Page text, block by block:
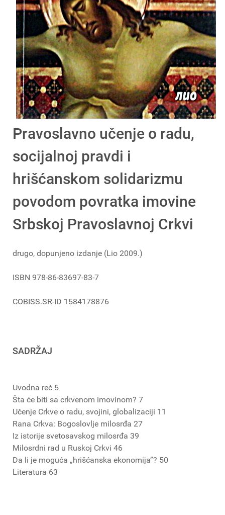
Pravoslavno učenje o radu,
socijalnoj pravdi i
hrišćanskom solidarizmu
povodom povratka imovine
Srbskoj Pravoslavnoj Crkvi
drugo, dopunjeno izdanje (Lio 2009.)
ISBN 978-86-83697-83-7
COBISS.SR-ID 1584178876
SADRŽAJ
Uvodna reč 5
Šta će biti sa crkvenom imovinom? 7
Učenje Crkve o radu, svojini, globalizaciji 11
Rana Crkva: Bogoslovlje milosrđa 27
Iz istorije svetosavskog milosrđa 39
Milosrdni rad u Ruskoj Crkvi 46
Da li je moguća „hrišćanska ekonomija”? 50
Literatura 63